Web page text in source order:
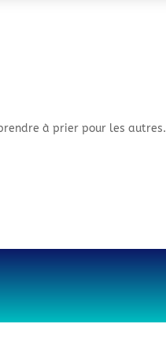
à prier pour les autres.